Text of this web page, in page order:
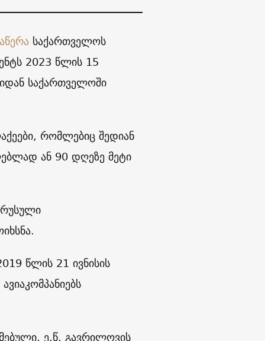
საქართველოს
2023 წლის 15
საქართველოში
რომლებიც შედიან
ან 90 დღეზე მეტი
წლის 21 ივნისის
ე.წ. გავრილოვის